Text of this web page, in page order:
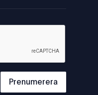
Prenumerera